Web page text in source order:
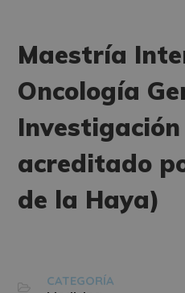
Maestría
Oncología
acreditado
de la Haya)
CATEGORÍA